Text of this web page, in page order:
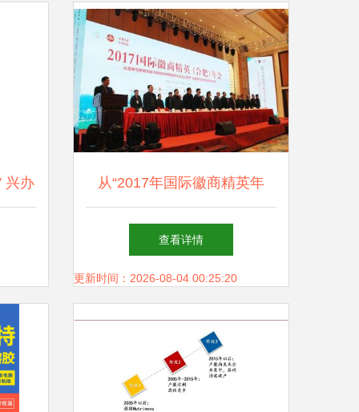
兴办 从“2017年国际徽商精英年
会”看徽商精神 实业兴邦的时
代回响
查看详情
更新时间：2026-08-04 00:25:20